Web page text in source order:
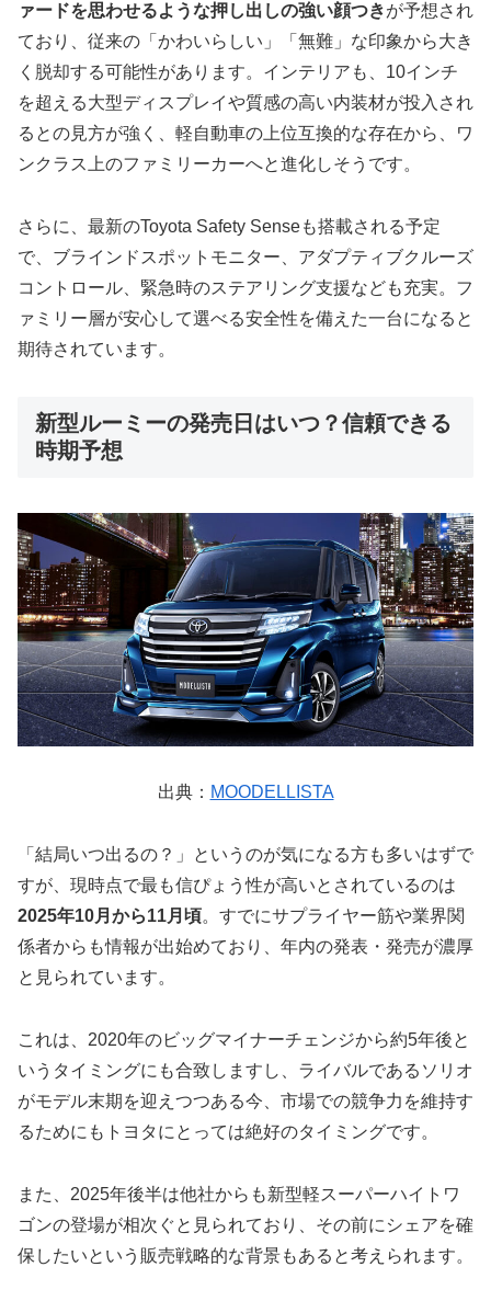
ァードを思わせるような押し出しの強い顔つきが予想され
ており、従来の「かわいらしい」「無難」な印象から大き
く脱却する可能性があります。インテリアも、10インチ
を超える大型ディスプレイや質感の高い内装材が投入され
るとの見方が強く、軽自動車の上位互換的な存在から、ワ
ンクラス上のファミリーカーへと進化しそうです。
さらに、最新のToyota Safety Senseも搭載される予定
で、ブラインドスポットモニター、アダプティブクルーズ
コントロール、緊急時のステアリング支援なども充実。フ
ァミリー層が安心して選べる安全性を備えた一台になると
期待されています。
新型ルーミーの発売日はいつ？信頼できる
時期予想
出典： MOODELLISTA
「結局いつ出るの？」というのが気になる方も多いはずで
すが、現時点で最も信ぴょう性が高いとされているのは
2025年10月から11月頃。すでにサプライヤー筋や業界関
係者からも情報が出始めており、年内の発表・発売が濃厚
と見られています。
これは、2020年のビッグマイナーチェンジから約5年後と
いうタイミングにも合致しますし、ライバルであるソリオ
がモデル末期を迎えつつある今、市場での競争力を維持す
るためにもトヨタにとっては絶好のタイミングです。
また、2025年後半は他社からも新型軽スーパーハイトワ
ゴンの登場が相次ぐと見られており、その前にシェアを確
保したいという販売戦略的な背景もあると考えられます。